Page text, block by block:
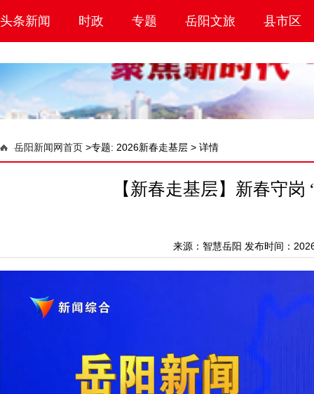
头条新闻 时政 专题 岳阳文旅 县市区
岳阳新闻网首页 >专题: 2026新春走基层 > 详情
【新春走基层】新春守岗
来源： 智慧岳阳 发布时间：